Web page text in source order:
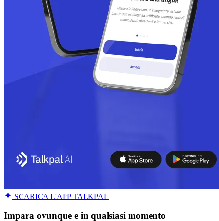
SCARICA L'APP TALKPAL
Impara ovunque e in qualsiasi momento